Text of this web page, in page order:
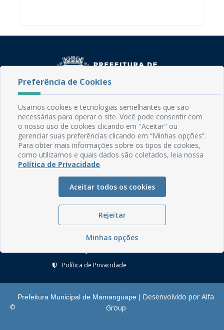
Rua do Imperador, 78, Centro
CEP: 58.280-000 - Mamanguape/PB
Fone: (83) 3292-2246
Email: comunicacao@mamanguape.pb.gov.br
Expediente: Segunda à Sexta, das 08h às 13h
Mapa do Site
Perguntas frequentes
Manual de Navegação
Glossário
Ouvidoria
Política de Privacidade
©
Prefeitura Municipal de Mamanguape | Desenvolvido por Alfa
Group
Preferência de Cookies
Usamos cookies e tecnologias semelhantes que são
necessárias para operar o site. Você pode consentir com
o nosso uso de cookies clicando em "Aceitar" ou
gerenciar suas preferências clicando em “Minhas opções”.
Para obter mais informações sobre os tipos de cookies,
como utilizamos e quais dados são coletados, leia nossa
Política de Privacidade.
Aceitar todos os cookies
Rejeitar
Minhas opções